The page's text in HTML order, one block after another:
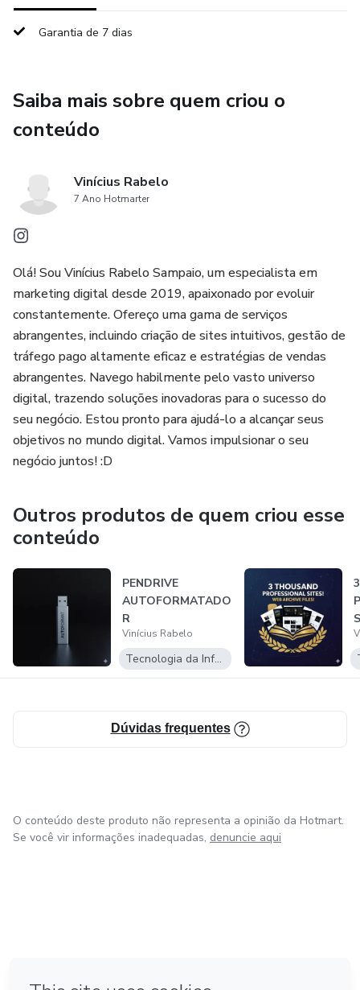
Garantia de 7 dias
Saiba mais sobre quem criou o
conteúdo
Vinícius Rabelo
7 Ano Hotmarter
Olá! Sou Vinícius Rabelo Sampaio, um especialista em
marketing digital desde 2019, apaixonado por evoluir
constantemente. Ofereço uma gama de serviços
abrangentes, incluindo criação de sites intuitivos, gestão de
tráfego pago altamente eficaz e estratégias de vendas
abrangentes. Navego habilmente pelo vasto universo
digital, trazendo soluções inovadoras para o sucesso do
seu negócio. Estou pronto para ajudá-lo a alcançar seus
objetivos no mundo digital. Vamos impulsionar o seu
negócio juntos! :D
Outros produtos de quem criou esse
conteúdo
PENDRIVE
AUTOFORMATADO
R
Vinícius Rabelo
Tecnologia da Informação
Dúvidas frequentes
O conteúdo deste produto não representa a opinião da Hotmart.
Se você vir informações inadequadas, denuncie aqui